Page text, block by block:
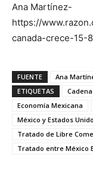
Ana Martínez-
https://
canada-crece-15-
FUENTE
Ana
ETIQUETAS
Economía Mexicana
México y Estados
Tratado de Libre
Tratado entre México